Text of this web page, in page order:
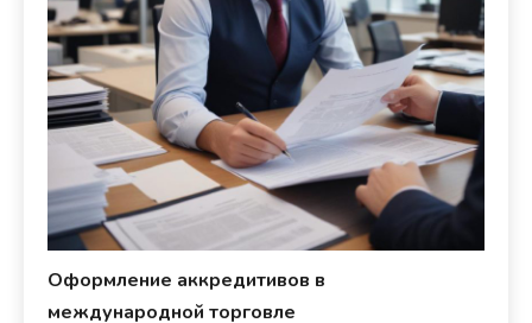
Оформление аккредитивов в
международной торговле